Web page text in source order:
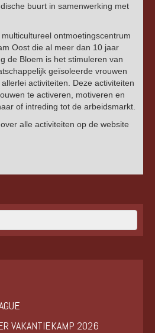
buurt in samenwerking met
ontmoetingscentrum
Oost die al meer dan 10 jaar
de Bloem is het stimuleren van
geïsoleerde vrouwen
activiteiten. Deze activiteiten
te activeren, motiveren en
of intreding tot de arbeidsmarkt.
alle activiteiten op de website
VAKANTIEKAMP 2026